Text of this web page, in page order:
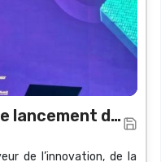
lancement de
de
de l’innovation, de la